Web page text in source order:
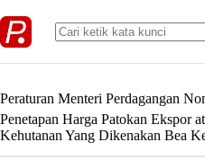
to
content
Peraturan Menteri Perdagangan
Penetapan Harga Patokan Ekspor
Kehutanan Yang Dikenakan Bea